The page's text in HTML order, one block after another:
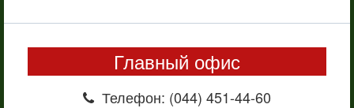
Главный офис
Телефон: (044) 451-44-60